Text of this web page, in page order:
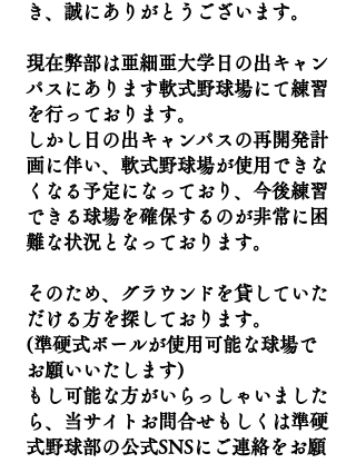
き、誠にありがとうございます。
現在弊部は亜細亜大学日の出キャン
パスにあります軟式野球場にて練習
を行っております。
しかし日の出キャンパスの再開発計
画に伴い、軟式野球場が使用できな
くなる予定になっており、今後練習
できる球場を確保するのが非常に困
難な状況となっております。
そのため、グラウンドを貸していた
だける方を探しております。
​(準硬式ボールが使用可能な球場で
お願いいたします)​​
もし可能な方がいらっしゃいました
ら、当サイトお問合せもしくは準硬
式野球部の公式SNSにご連絡をお願